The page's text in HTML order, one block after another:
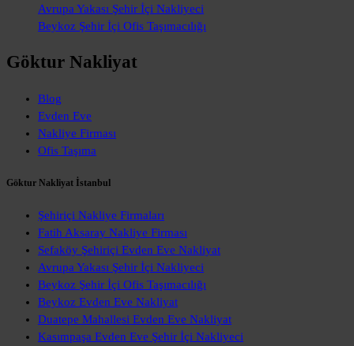
Avrupa Yakası Şehir İçi Nakliyeci
Beykoz Şehir İçi Ofis Taşımacılığı
Göktur Nakliyat
Blog
Evden Eve
Nakliye Firması
Ofis Taşıma
Göktur Nakliyat İstanbul
Şehiriçi Nakliye Firmaları
Fatih Aksaray Nakliye Firması
Sefaköy Şehiriçi Evden Eve Nakliyat
Avrupa Yakası Şehir İçi Nakliyeci
Beykoz Şehir İçi Ofis Taşımacılığı
Beykoz Evden Eve Nakliyat
Duatepe Mahallesi Evden Eve Nakliyat
Kasımpaşa Evden Eve Şehir İçi Nakliyeci